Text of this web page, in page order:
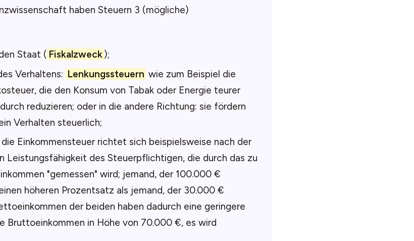
haben Steuern 3 (mögliche)
Staat ( Fiskalzweck);
Verhaltens: Lenkungssteuern wie zum Beispiel die
die den Konsum von Tabak oder Energie teurer
reduzieren; oder in die andere Richtung: sie fördern
Verhalten steuerlich;
die Einkommensteuer richtet sich beispielsweise nach der
Leistungsfähigkeit des Steuerpflichtigen, die durch das zu
"gemessen" wird; jemand, der 100.000 €
höheren Prozentsatz als jemand, der 30.000 €
der beiden haben dadurch eine geringere
Bruttoeinkommen in Höhe von 70.000 €, es wird